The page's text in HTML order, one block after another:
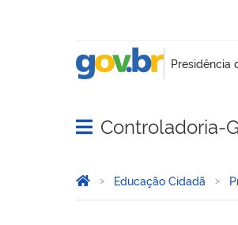
Abrir menu principal de
Controladoria-
Você está aqui:
Página Inicial
Educação Cidadã